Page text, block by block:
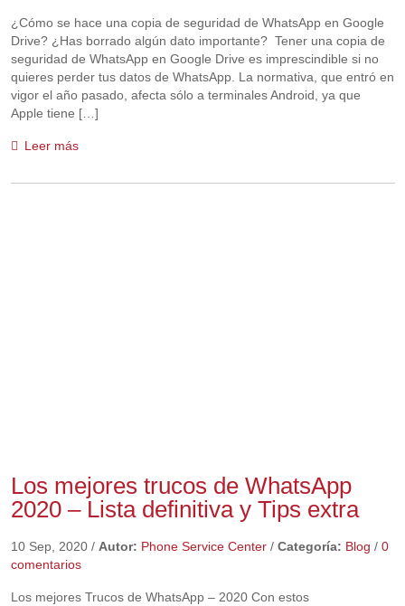
¿Cómo se hace una copia de seguridad de WhatsApp en Google
Drive? ¿Has borrado algún dato importante? Tener una copia de
seguridad de WhatsApp en Google Drive es imprescindible si no
quieres perder tus datos de WhatsApp. La normativa, que entró en
vigor el año pasado, afecta sólo a terminales Android, ya que
Apple tiene […]
Leer más
Los mejores trucos de WhatsApp
2020 – Lista definitiva y Tips extra
10 Sep, 2020/ Autor: Phone Service Center/ Categoría: Blog / 0
comentarios
Los mejores Trucos de WhatsApp – 2020 Con estos